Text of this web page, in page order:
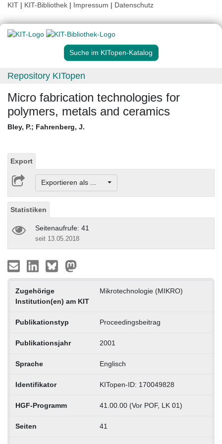
KIT | KIT-Bibliothek | Impressum | Datenschutz
Suche im KITopen-Katalog
Repository KITopen
Micro fabrication technologies for
polymers, metals and ceramics
Bley, P.; Fahrenberg, J.
Export
Exportieren als ...
Statistiken
Seitenaufrufe: 41
seit 13.05.2018
Zugehörige
Institution(en) am KIT
Mikrotechnologie (MIKRO)
Publikationstyp Proceedingsbeitrag
Publikationsjahr 2001
Sprache Englisch
Identifikator KITopen-ID: 170049828
HGF-Programm 41.00.00 (Vor POF, LK 01)
Seiten 41